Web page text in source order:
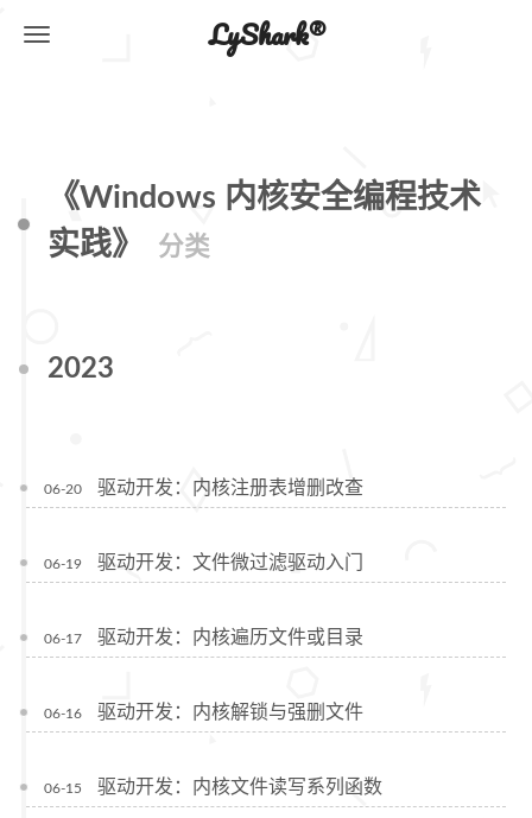
LyShark®
《Windows 内核安全编程技术
实践》
分类
2023
06-20 驱动开发：内核注册表增删改查
06-19 驱动开发：文件微过滤驱动入门
06-17 驱动开发：内核遍历文件或目录
06-16 驱动开发：内核解锁与强删文件
06-15 驱动开发：内核文件读写系列函数